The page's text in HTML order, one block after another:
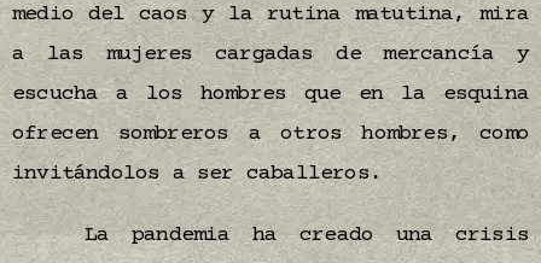
medio del caos y la rutina matutina, mira
a las mujeres cargadas de mercancía y
escucha a los hombres que en la esquina
ofrecen sombreros a otros hombres, como
invitándolos a ser caballeros.
La pandemia ha creado una crisis